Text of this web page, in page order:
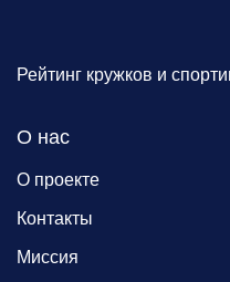
Рейтинг кружков и
О нас
О проекте
Контакты
Миссия